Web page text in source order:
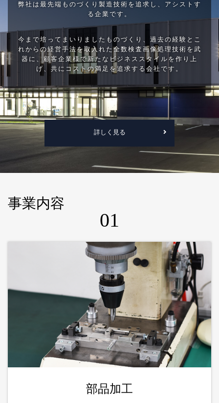
弊社は最先端ものづくり製造技術を追求し、アシストす
る企業です。
今まで培ってまいりましたものづくり、過去の経験とこ
れからの経営手法を取入れた全数検査画像処理技術を武
器に、顧客企業様で新たなビジネススタイルを作り上
げ、共にコストの満足を追求する会社です。
詳しく見る
事業内容
01
部品加工